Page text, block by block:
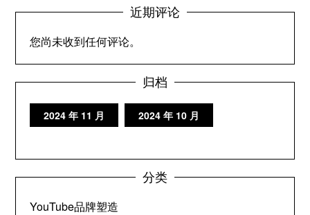
近期评论
您尚未收到任何评论。
归档
2024 年 11 月 2024 年 10 月
分类
YouTube品牌塑造